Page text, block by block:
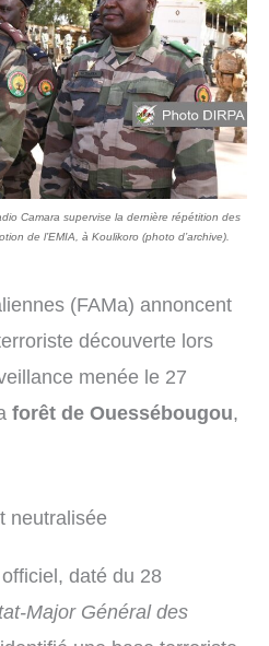
Camara supervise la dernière répétition des
de l’EMIA, à Koulikoro (photo d’archive).
(FAMa) annoncent
découverte lors
menée le 27
forêt de Ouessébougou,
neutralisée
daté du 28
Major Général des